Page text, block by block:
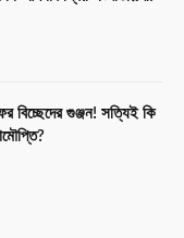
বিচ্ছেদের গুঞ্জন! সত্যিই কি